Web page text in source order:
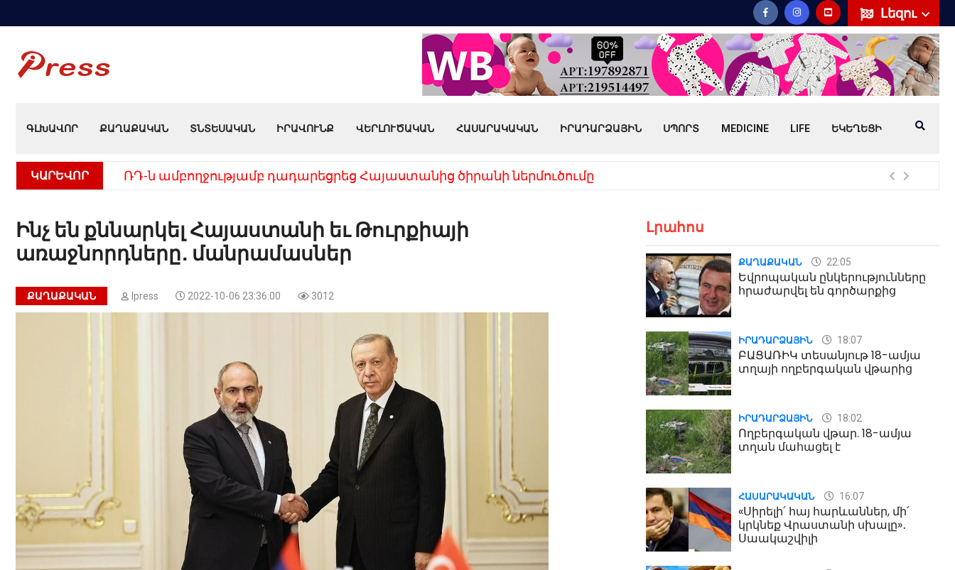
Լեզու
ԳԼԽԱՎՈՐ ՔԱՂԱՔԱԿԱՆ ՏՆՏԵՍԱԿԱՆ ԻՐԱՎՈՒՆՔ ՎԵՐԼՈՒԾԱԿԱՆ ՀԱՍԱՐԱԿԱԿԱՆ ԻՐԱԴԱՐՁԱՅԻՆ ՍՊՈՐՏ MEDICINE LIFE ԵԿԵՂԵՑԻ
ԿԱՐԵՎՈՐ ՌԴ-ն ամբողջությամբ դադարեցրեց Հայաստանից ծիրանի ներմուծումը
Ինչ են քննարկել Հայաստանի եւ Թուրքիայի
առաջնորդները․ մանրամասներ
ՔԱՂԱՔԱԿԱՆ Ipress 2022-10-06 23:36:00 3012
Լրահոս
ՔԱՂԱՔԱԿԱՆ 22:05
Եվրոպական ընկերությունները
հրաժարվել են գործարքից
ԻՐԱԴԱՐՁԱՅԻՆ 18:07
ԲԱՑԱՌԻԿ տեսանյութ 18-ամյա
տղայի ողբերգական վթարից
ԻՐԱԴԱՐՁԱՅԻՆ 18:02
Ողբերգական վթար. 18-ամյա
տղան մահացել է
ՀԱՍԱՐԱԿԱԿԱՆ 16:07
«Սիրելի՛ հայ հարևաններ, մի՛
կրկնեք Վրաստանի սխալը»․
Սաակաշվիլի